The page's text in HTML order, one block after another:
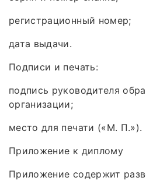
регистрационный номер;
дата выдачи.
Подписи и печать:
подпись руководителя
организации;
место для печати («М. П.»).
Приложение к диплому
Приложение содержит